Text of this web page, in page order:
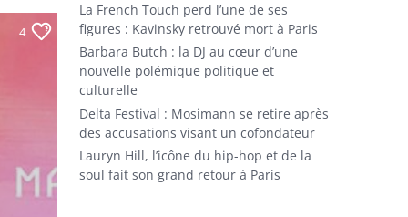
4
La French Touch perd l’une de ses
figures : Kavinsky retrouvé mort à Paris
Barbara Butch : la DJ au cœur d’une
nouvelle polémique politique et
culturelle
Delta Festival : Mosimann se retire après
des accusations visant un cofondateur
Lauryn Hill, l’icône du hip-hop et de la
soul fait son grand retour à Paris